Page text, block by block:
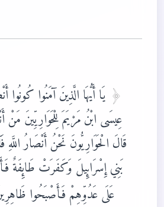
يَا أَيُّهَا الَّذِينَ آمَنُوا كُونُوا
عِيسَى ابْنُ مَرْيَمَ لِلْحَوَارِيِّينَ مَنْ
قَالَ الْحَوَارِيُّونَ نَحْنُ أَنْصَارُ
بَنِي إِسْرَائِيلَ وَكَفَرَتْ طَائِفَةٌ
عَلَى عَدُوِّهِمْ فَأَصْبَحُوا